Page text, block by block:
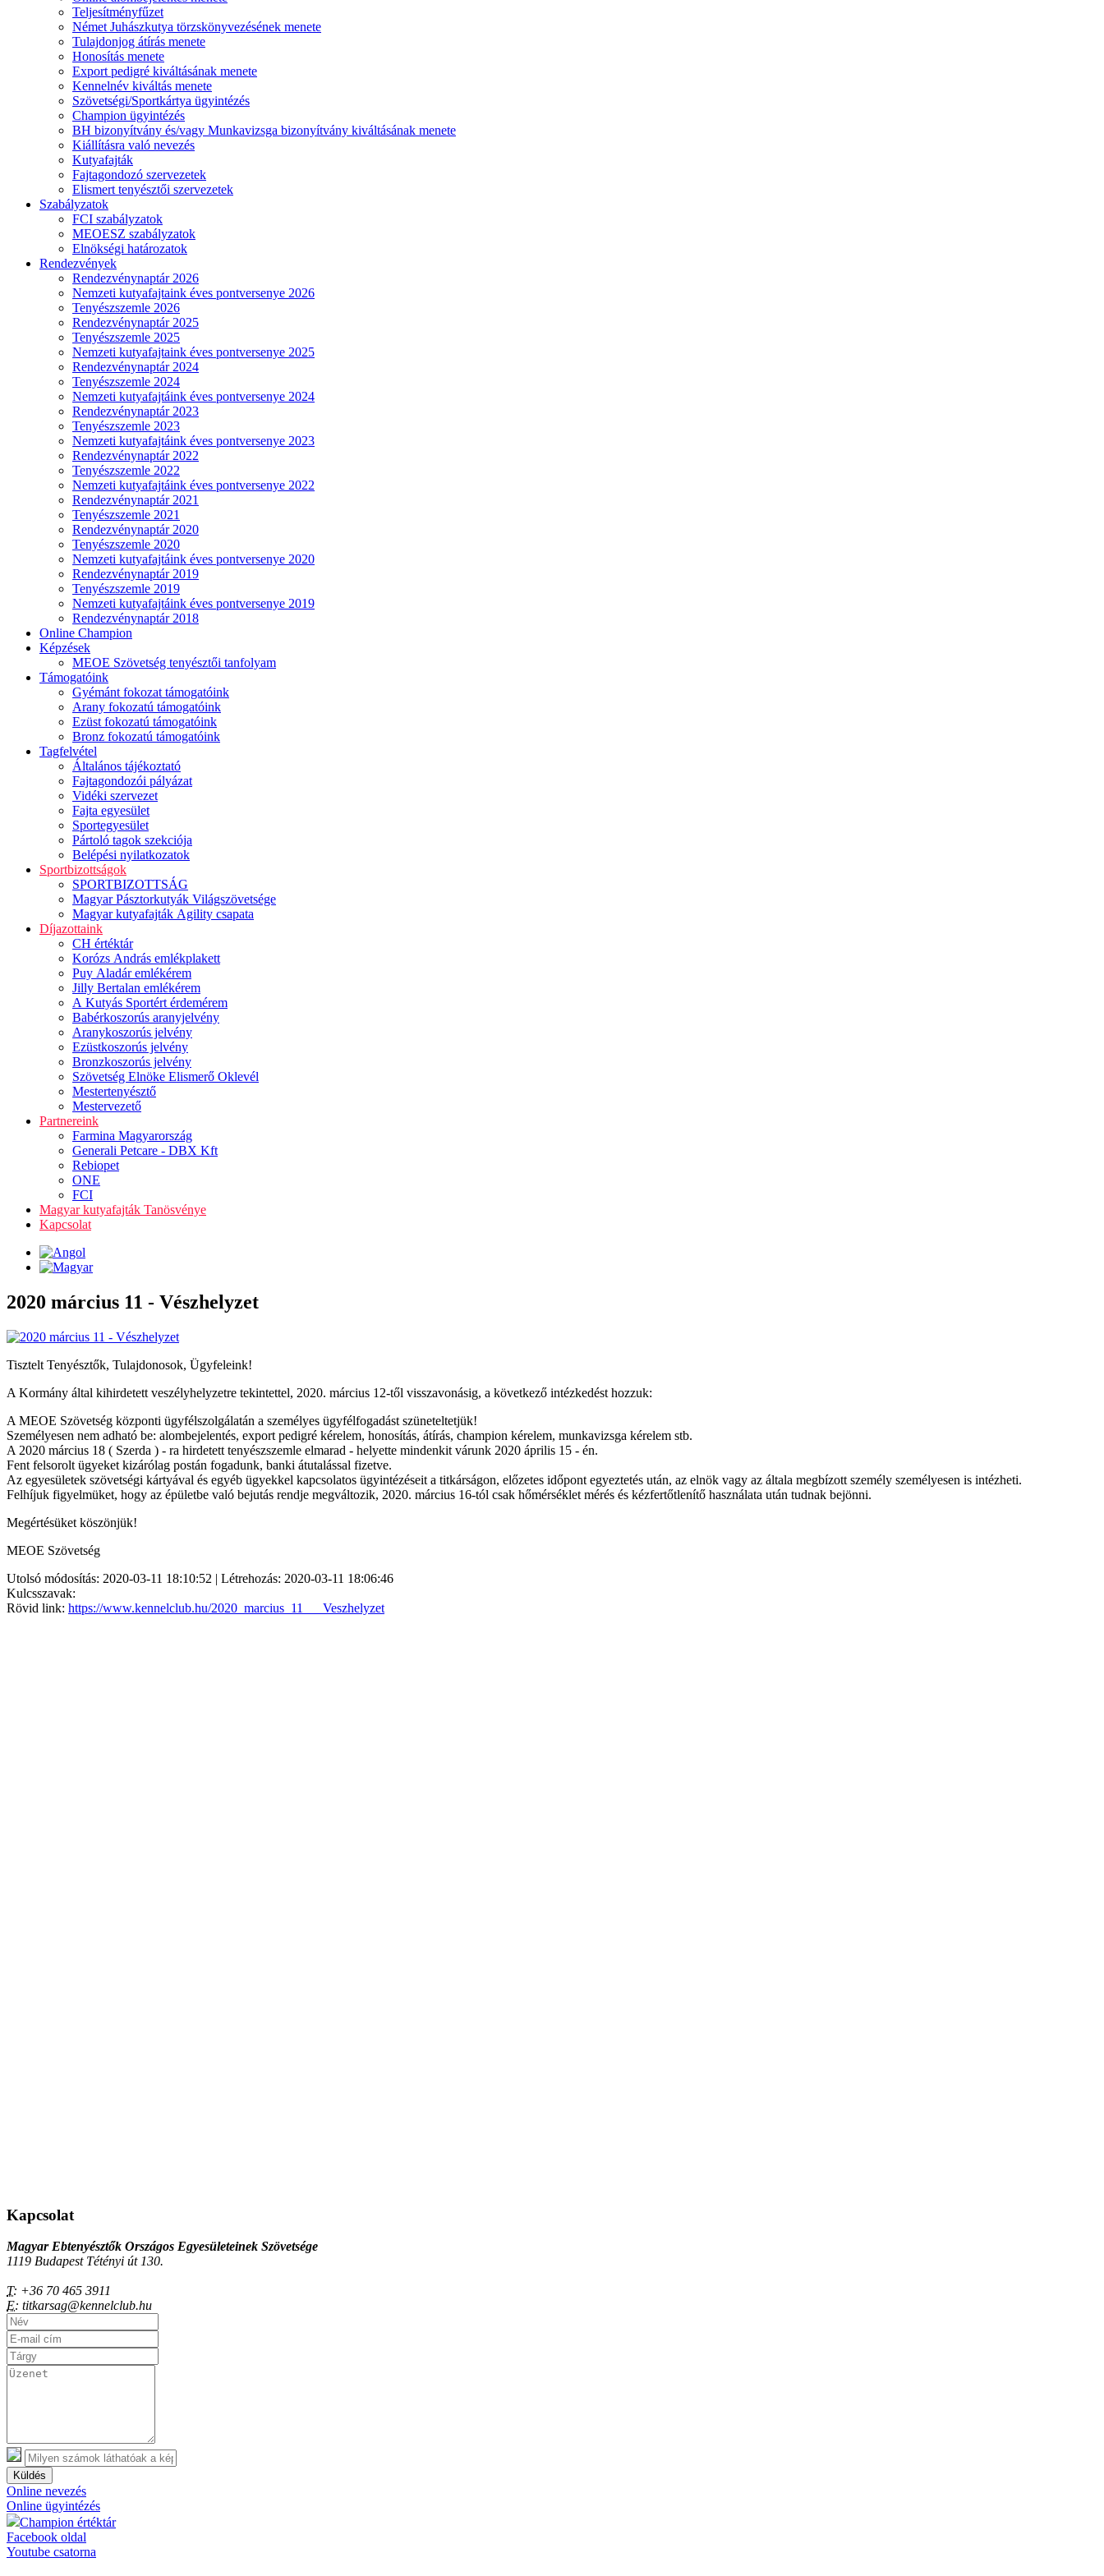
Teljesítményfűzet
Német Juhászkutya törzskönyvezésének menete
Tulajdonjog átírás menete
Honosítás menete
Export pedigré kiváltásának menete
Kennelnév kiváltás menete
Szövetségi/Sportkártya ügyintézés
Champion ügyintézés
BH bizonyítvány és/vagy Munkavizsga bizonyítvány kiváltásának menete
Kiállításra való nevezés
Kutyafajták
Fajtagondozó szervezetek
Elismert tenyésztői szervezetek
Szabályzatok
FCI szabályzatok
MEOESZ szabályzatok
Elnökségi határozatok
Rendezvények
Rendezvénynaptár 2026
Nemzeti kutyafajtaink éves pontversenye 2026
Tenyészszemle 2026
Rendezvénynaptár 2025
Tenyészszemle 2025
Nemzeti kutyafajtaink éves pontversenye 2025
Rendezvénynaptár 2024
Tenyészszemle 2024
Nemzeti kutyafajtáink éves pontversenye 2024
Rendezvénynaptár 2023
Tenyészszemle 2023
Nemzeti kutyafajtáink éves pontversenye 2023
Rendezvénynaptár 2022
Tenyészszemle 2022
Nemzeti kutyafajtáink éves pontversenye 2022
Rendezvénynaptár 2021
Tenyészszemle 2021
Rendezvénynaptár 2020
Tenyészszemle 2020
Nemzeti kutyafajtáink éves pontversenye 2020
Rendezvénynaptár 2019
Tenyészszemle 2019
Nemzeti kutyafajtáink éves pontversenye 2019
Rendezvénynaptár 2018
Online Champion
Képzések
MEOE Szövetség tenyésztői tanfolyam
Támogatóink
Gyémánt fokozat támogatóink
Arany fokozatú támogatóink
Ezüst fokozatú támogatóink
Bronz fokozatú támogatóink
Tagfelvétel
Általános tájékoztató
Fajtagondozói pályázat
Vidéki szervezet
Fajta egyesület
Sportegyesület
Pártoló tagok szekciója
Belépési nyilatkozatok
Sportbizottságok
SPORTBIZOTTSÁG
Magyar Pásztorkutyák Világszövetsége
Magyar kutyafajták Agility csapata
Díjazottaink
CH értéktár
Korózs András emlékplakett
Puy Aladár emlékérem
Jilly Bertalan emlékérem
A Kutyás Sportért érdemérem
Babérkoszorús aranyjelvény
Aranykoszorús jelvény
Ezüstkoszorús jelvény
Bronzkoszorús jelvény
Szövetség Elnöke Elismerő Oklevél
Mestertenyésztő
Mestervezető
Partnereink
Farmina Magyarország
Generali Petcare - DBX Kft
Rebiopet
ONE
FCI
Magyar kutyafajták Tanösvénye
Kapcsolat
2020 március 11 - Vészhelyzet
Tisztelt Tenyésztők, Tulajdonosok, Ügyfeleink!
A Kormány által kihirdetett veszélyhelyzetre tekintettel, 2020. március 12-től visszavonásig, a következő intézkedést hozzuk:
A MEOE Szövetség központi ügyfélszolgálatán a személyes ügyfélfogadást szüneteltetjük!
Személyesen nem adható be: alombejelentés, export pedigré kérelem, honosítás, átírás, champion kérelem, munkavizsga kérelem stb.
A 2020 március 18 ( Szerda ) - ra hirdetett tenyészszemle elmarad - helyette mindenkit várunk 2020 április 15 - én.
Fent felsorolt ügyeket kizárólag postán fogadunk, banki átutalással fizetve.
Az egyesületek szövetségi kártyával és egyéb ügyekkel kapcsolatos ügyintézéseit a titkárságon, előzetes időpont egyeztetés után, az elnök vagy az általa megbízott személy személyesen is intézheti.
Felhíjuk figyelmüket, hogy az épületbe való bejutás rendje megváltozik, 2020. március 16-tól csak hőmérséklet mérés és kézfertőtlenítő használata után tudnak bejönni.
Megértésüket köszönjük!
MEOE Szövetség
Utolsó módosítás: 2020-03-11 18:10:52 | Létrehozás: 2020-03-11 18:06:46
Kulcsszavak:
Rövid link: https://www.kennelclub.hu/2020_marcius_11___Veszhelyzet
Kapcsolat
Magyar Ebtenyésztők Országos Egyesületeinek Szövetsége
1119 Budapest Tétényi út 130.
T: +36 70 465 3911
E: titkarsag@kennelclub.hu
Küldés
Online nevezés
Online ügyintézés
Champion értéktár
Facebook oldal
Youtube csatorna